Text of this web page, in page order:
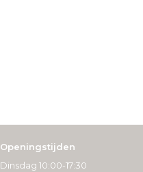
Openingstijden
Dinsdag 10:00-17:30